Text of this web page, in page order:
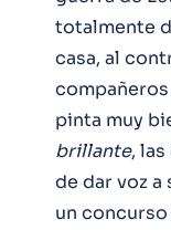
totalmente
casa, al
pinta muy
brillante,
de dar voz a
un concurso